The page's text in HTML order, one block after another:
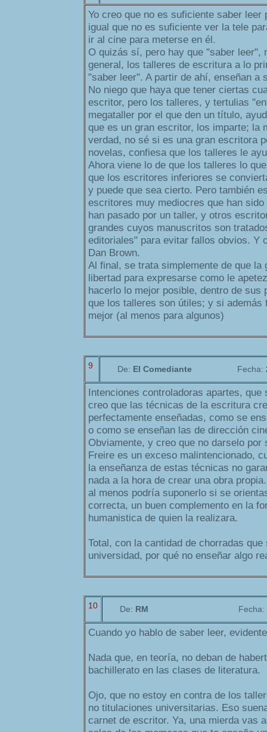
Yo creo que no es suficiente saber leer
igual que no es suficiente ver la tele
ir al cine para meterse en él.
O quizás sí, pero hay que "saber leer",
general, los talleres de escritura a lo
"saber leer". A partir de ahí, enseñan a
No niego que haya que tener ciertas
escritor, pero los talleres, y tertulias
megataller por el que den un título,
que es un gran escritor, los imparte; la
verdad, no sé si es una gran escritora
novelas, confiesa que los talleres le
Ahora viene lo de que los talleres lo
que los escritores inferiores se
y puede que sea cierto. Pero también
escritores muy mediocres que han
han pasado por un taller, y otros
grandes cuyos manuscritos son
editoriales" para evitar fallos obvios. Y
Dan Brown.
Al final, se trata simplemente de que la
libertad para expresarse como le
hacerlo lo mejor posible, dentro de sus
que los talleres son útiles; y si además
mejor (al menos para algunos)
9 De: El Comediante Fecha:
Intenciones controladoras apartes, que
creo que las técnicas de la escritura
perfectamente enseñadas, como se
o como se enseñan las de dirección
Obviamente, y creo que no darselo por
Freire es un exceso malintencionado,
la enseñanza de estas técnicas no
nada a la hora de crear una obra
al menos podría suponerlo si se
correcta, un buen complemento en la
humanistica de quien la realizara.
Total, con la cantidad de chorradas que
universidad, por qué no enseñar algo
10 De: RM Fecha:
Cuando yo hablo de saber leer,
Nada que, en teoría, no deban de
bachillerato en las clases de literatura.
Ojo, que no estoy en contra de los
no titulaciones universitarias. Eso
carnet de escritor. Ya, una mierda vas